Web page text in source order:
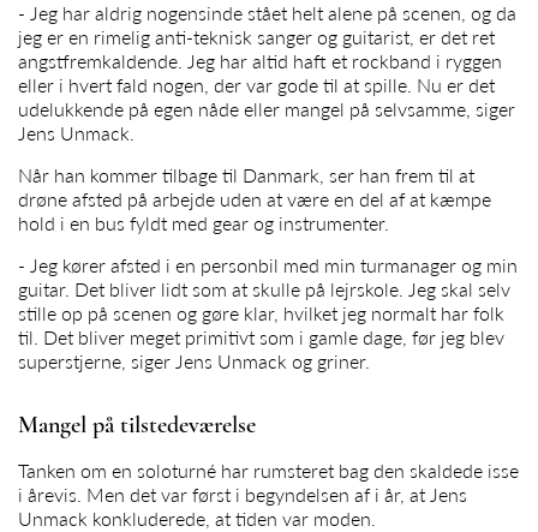
- Jeg har aldrig nogensinde stået helt alene på scenen, og da
jeg er en rimelig anti-teknisk sanger og guitarist, er det ret
angstfremkaldende. Jeg har altid haft et rockband i ryggen
eller i hvert fald nogen, der var gode til at spille. Nu er det
udelukkende på egen nåde eller mangel på selvsamme, siger
Jens Unmack.
Når han kommer tilbage til Danmark, ser han frem til at
drøne afsted på arbejde uden at være en del af at kæmpe
hold i en bus fyldt med gear og instrumenter.
- Jeg kører afsted i en personbil med min turmanager og min
guitar. Det bliver lidt som at skulle på lejrskole. Jeg skal selv
stille op på scenen og gøre klar, hvilket jeg normalt har folk
til. Det bliver meget primitivt som i gamle dage, før jeg blev
superstjerne, siger Jens Unmack og griner.
Mangel på tilstedeværelse
Tanken om en soloturné har rumsteret bag den skaldede isse
i årevis. Men det var først i begyndelsen af i år, at Jens
Unmack konkluderede, at tiden var moden.